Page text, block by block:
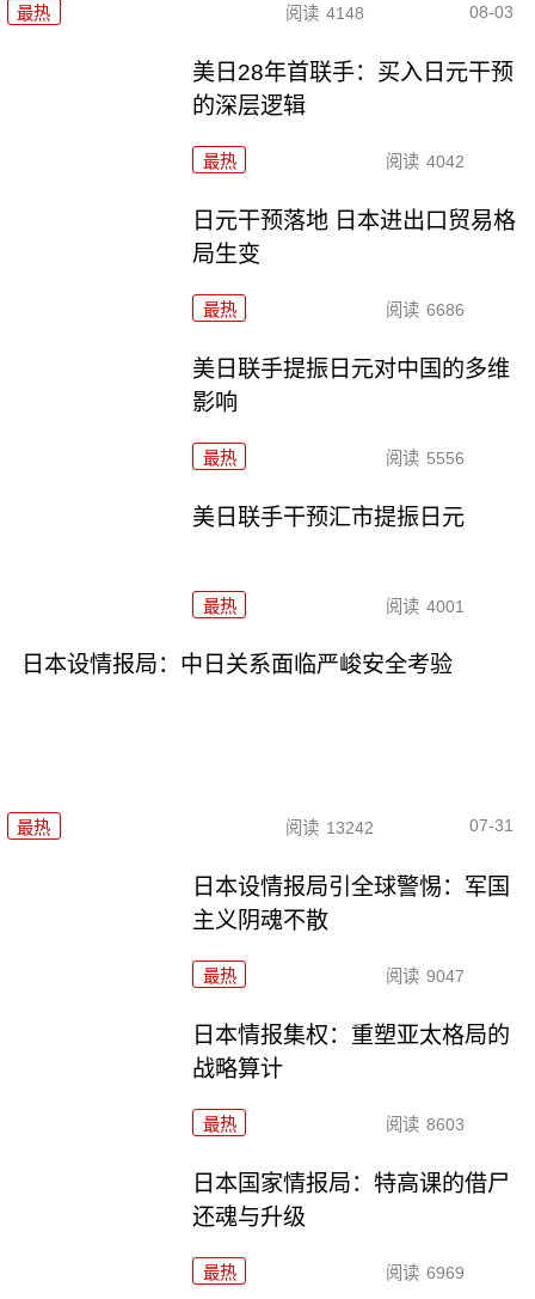
最热 阅读 4148 08-03
美日28年首联手：买入日元干预
的深层逻辑
最热 阅读 4042
日元干预落地 日本进出口贸易格
局生变
最热 阅读 6686
美日联手提振日元对中国的多维
影响
最热 阅读 5556
美日联手干预汇市提振日元
最热 阅读 4001
日本设情报局：中日关系面临严峻安全考验
最热 阅读 13242 07-31
日本设情报局引全球警惕：军国
主义阴魂不散
最热 阅读 9047
日本情报集权：重塑亚太格局的
战略算计
最热 阅读 8603
日本国家情报局：特高课的借尸
还魂与升级
最热 阅读 6969